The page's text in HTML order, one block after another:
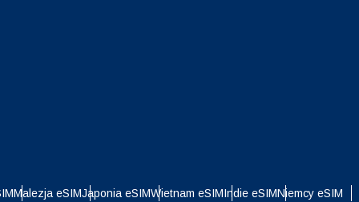
Malezja eSIMJaponia eSIMWietnam eSIMIndie eSIMNiemcy eSIM